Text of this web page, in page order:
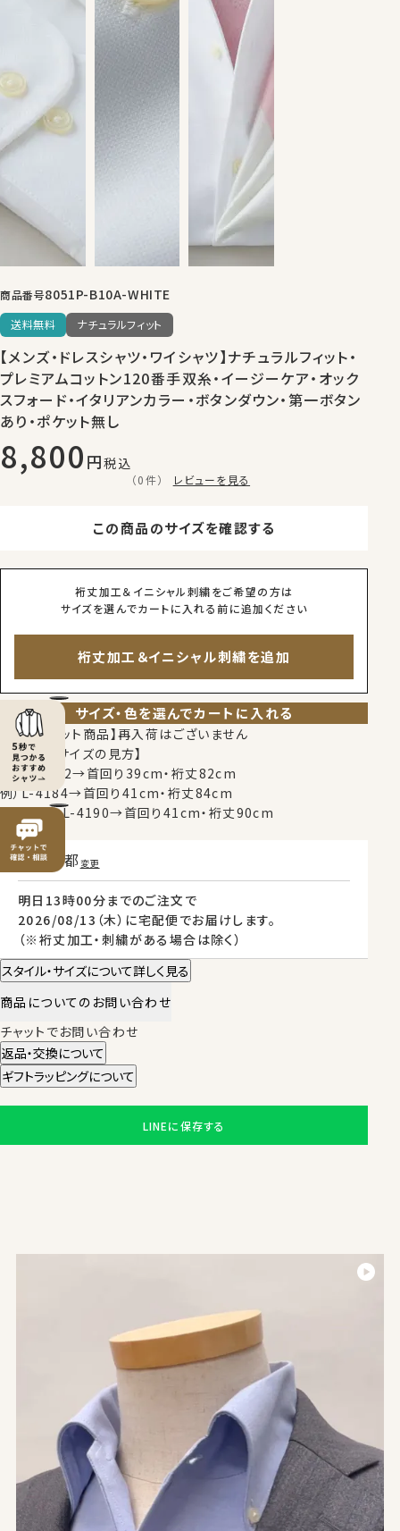
商品番号8051P-B10A-WHITE
送料無料 ナチュラルフィット
【メンズ・ドレスシャツ・ワイシャツ】ナチュラルフィット・
プレミアムコットン120番手双糸・イージーケア・オック
スフォード・イタリアンカラー・ボタンダウン・第一ボタン
あり・ポケット無し
8,800 税込
（0件） レビューを見る
この商品のサイズを確認する
裄丈加工＆イニシャル刺繍をご希望の方は
サイズを選んでカートに入れる前に追加ください
裄丈加工＆イニシャル刺繍を追加
サイズ・色を選んでカートに入れる
【限定スポット商品】再入荷はございません
【シャツのサイズの見方】
例）M-3982→首回り39cm・裄丈82cm
例）L-4184→首回り41cm・裄丈84cm
例）TALL-L-4190→首回り41cm・裄丈90cm
明日 13時00分までのご注文で
2026/08/13（木） に宅配便 でお届けします。
（※裄丈加工・刺繍がある場合は除く）
東京都変更
スタイル・サイズについて詳しく見る
商品についてのお問い合わせ
チャットでお問い合わせ
返品・交換について
ギフトラッピングについて
LINEに保存する